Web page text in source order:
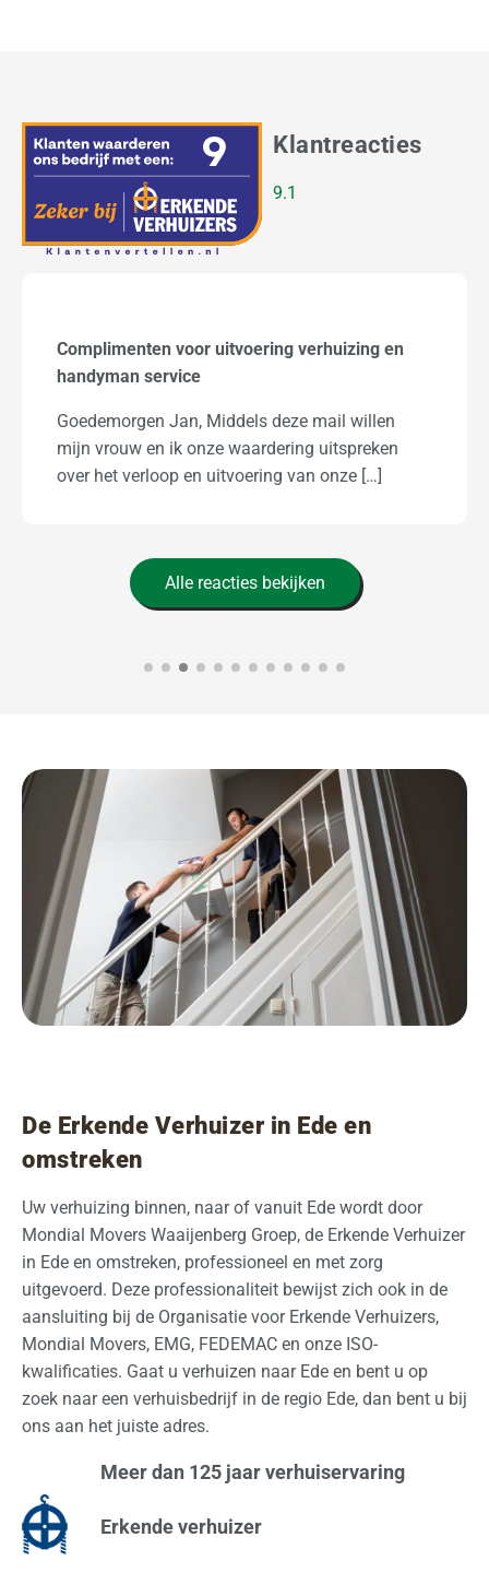
Klantreacties
9.1
Verhuizen van Amsterdam naar Wageningen (C
Raebel)
Beste verhuizer, Mn tante en oom waren vol lof
over jullie, gezien de leeftijd 90 en 92 jr was het
[…]
Alle reacties bekijken
De Erkende Verhuizer in Ede en
omstreken
Uw verhuizing binnen, naar of vanuit Ede wordt door
Mondial Movers Waaijenberg Groep, de Erkende Verhuizer
in Ede en omstreken, professioneel en met zorg
uitgevoerd. Deze professionaliteit bewijst zich ook in de
aansluiting bij de Organisatie voor Erkende Verhuizers,
Mondial Movers, EMG, FEDEMAC en onze ISO-
kwalificaties. Gaat u verhuizen naar Ede en bent u op
zoek naar een verhuisbedrijf in de regio Ede, dan bent u bij
ons aan het juiste adres.
Meer dan 125 jaar verhuiservaring
Erkende verhuizer